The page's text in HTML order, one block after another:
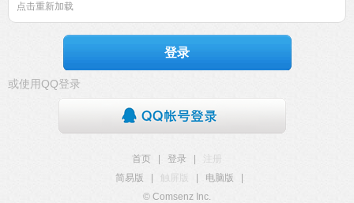
点击重新加载
登录
或使用QQ登录
首页 登录
注册
简易版
触屏版 电脑版
© Comsenz Inc.